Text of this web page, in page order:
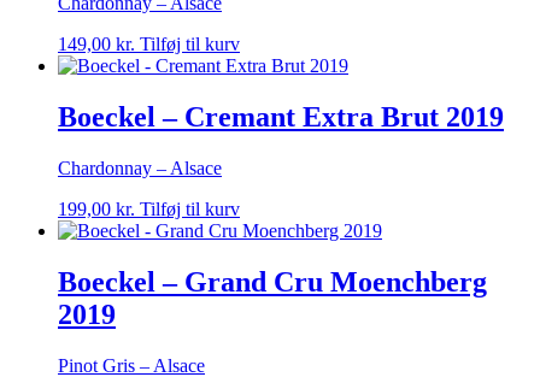
149,00 kr. Tilføj til kurv
Boeckel – Cremant Extra Brut 2019
Chardonnay – Alsace
199,00 kr. Tilføj til kurv
Boeckel – Grand Cru Moenchberg
2019
Pinot Gris – Alsace